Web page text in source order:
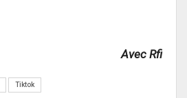
Avec Rfi
Tiktok